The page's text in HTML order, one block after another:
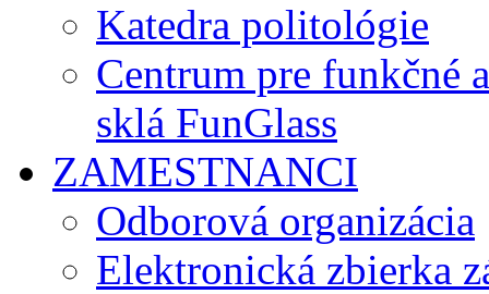
Katedra politológie
Centrum pre funkčné
sklá FunGlass
ZAMESTNANCI
Odborová organizácia
Elektronická zbierka